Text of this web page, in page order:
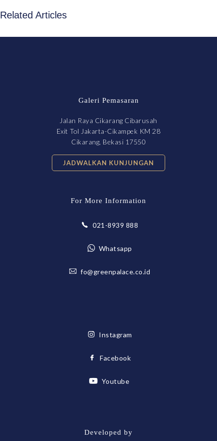
Related Articles
Galeri Pemasaran
Jalan Raya Cikarang Cibarusah
Exit Tol Jakarta-Cikampek KM 28
Cikarang, Bekasi 17550
JADWALKAN KUNJUNGAN
For More Information
021-8939 888
Whatsapp
fo@greenpalace.co.id
Instagram
Facebook
Youtube
Developed by